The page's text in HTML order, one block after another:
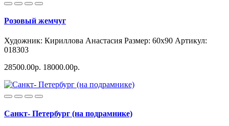
Розовый жемчуг
Художник: Кириллова Анастасия Размер: 60x90 Артикул:
018303
28500.00р. 18000.00р.
Санкт- Петербург (на подрамнике)